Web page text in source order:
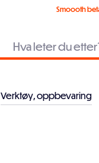
Smoooth
Verktøy, oppbevaring